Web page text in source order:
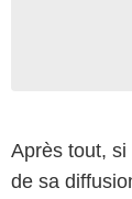
Après tout,
de sa